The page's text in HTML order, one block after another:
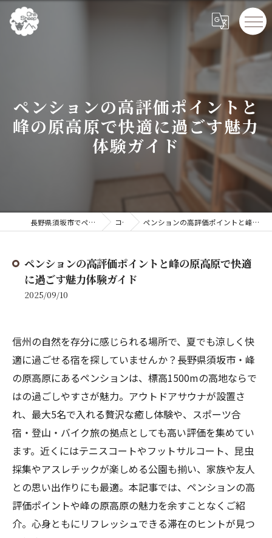
ペンションの高評価ポイントと
峰の原高原で快適に過ごす魅力
体験ガイド
長野県須坂市でペンションならChillSheep コラム ペンションの高評価ポイントと峰の原高原で快適に過ごす魅力体験ガイド
ペンションの高評価ポイントと峰の原高原で快適
に過ごす魅力体験ガイド
2025/09/10
信州の自然を存分に感じられる場所で、夏でも涼しく快
適に過ごせる宿を探していませんか？長野県須坂市・峰
の原高原にあるペンションは、標高1500mの高地ならで
はの過ごしやすさが魅力。アウトドアサウナが設置さ
れ、最大5名で入れる贅沢な癒し体験や、スポーツ合
宿・登山・バイク旅の拠点としても高い評価を集めてい
ます。近くにはテニスコートやフットサルコート、昆虫
採集やアスレチックが楽しめる公園も揃い、家族や友人
との思い出作りにも最適。本記事では、ペンションの高
評価ポイントや峰の原高原の魅力を余すことなくご紹
介。心身ともにリフレッシュできる滞在のヒントが見つ